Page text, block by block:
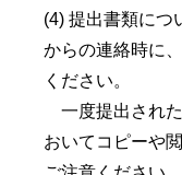
(4) 提出書類につ
からの連絡時に
ください。
一度提出され
おいてコピーや